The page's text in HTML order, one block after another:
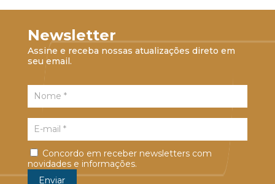
Newsletter
Assine e receba nossas atualizações direto em
seu email.
Concordo em receber newsletters com
novidades e informações.